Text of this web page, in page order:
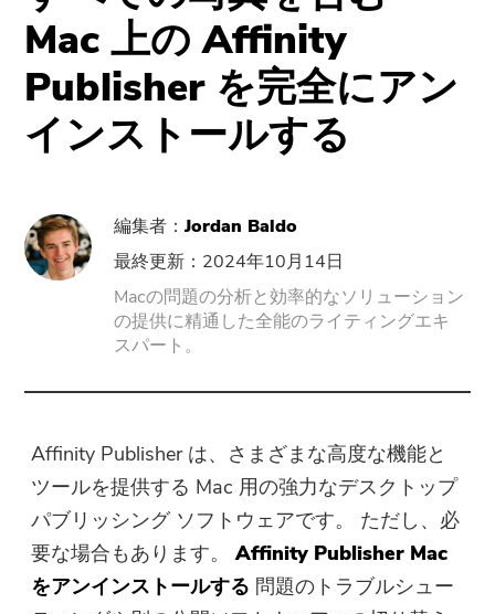
PowerMyMac
PowerUninstall
動画変換
Screen Recorder
PDFコンプレッサー
オンラインツール
無料動画エディタ
無料写真コンプレッサー
無料PDFコンプレッサー
Mac 上の Affinity
Publisher を完全にアン
インストールする
編集者： Jordan Baldo
最終更新：2024年10月14日
Macの問題の分析と効率的なソリューション
の提供に精通した全能のライティングエキ
スパート。
Affinity Publisher は、さまざまな高度な機能と
ツールを提供する Mac 用の強力なデスクトップ
パブリッシング ソフトウェアです。 ただし、必
要な場合もあります。
Affinity Publisher Mac
をアンインストールする 問題のトラブルシュー